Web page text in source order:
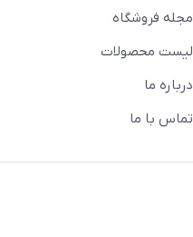
مجله فروشگاه
لیست محصولات
درباره ما
تماس با ما